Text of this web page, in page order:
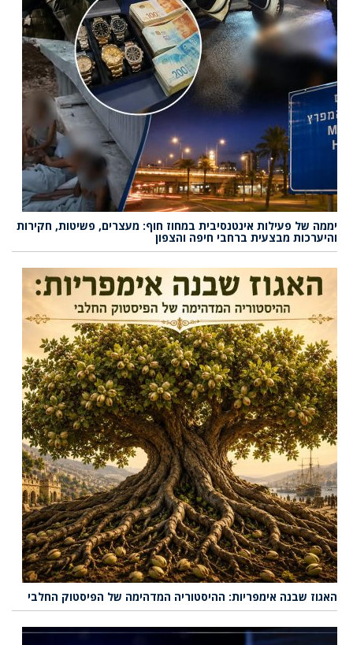
יממה של פעילות אינטנסיבית במחוז חוף: מעצרים, פשיטות, חקירות
והיערכות מבצעית ברחבי חיפה והצפון
האגוז שבנה אימפריות: ההיסטוריה המדהימה של הפיסטוק החלבי